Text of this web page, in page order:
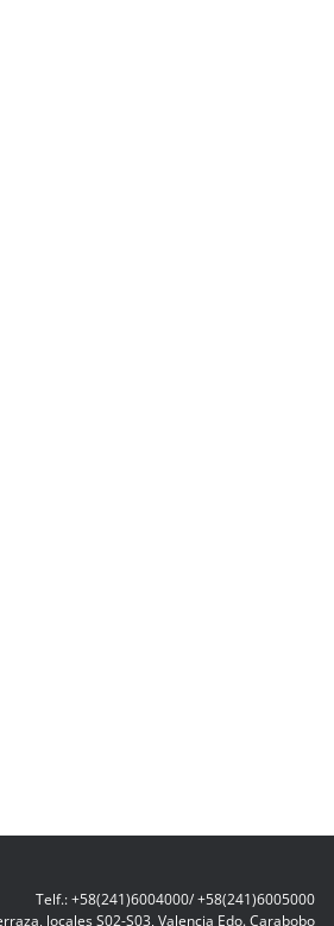
Telf.: +58(241)6004000/ +58(241)6005000
locales S02-S03, Valencia Edo. Carabobo